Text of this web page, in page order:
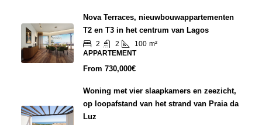
Nova Terraces, nieuwbouwappartementen
T2 en T3 in het centrum van Lagos
2 2 100 m²
APPARTEMENT
From 730,000€
Woning met vier slaapkamers en zeezicht,
op loopafstand van het strand van Praia da
Luz